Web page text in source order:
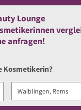
Lounge
anfragen!
Kosmetikerin?